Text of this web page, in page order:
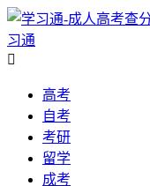
习通

高考
自考
考研
留学
成考